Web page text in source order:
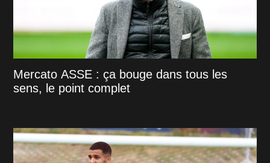
Mercato ASSE : ça bouge dans tous les
sens, le point complet